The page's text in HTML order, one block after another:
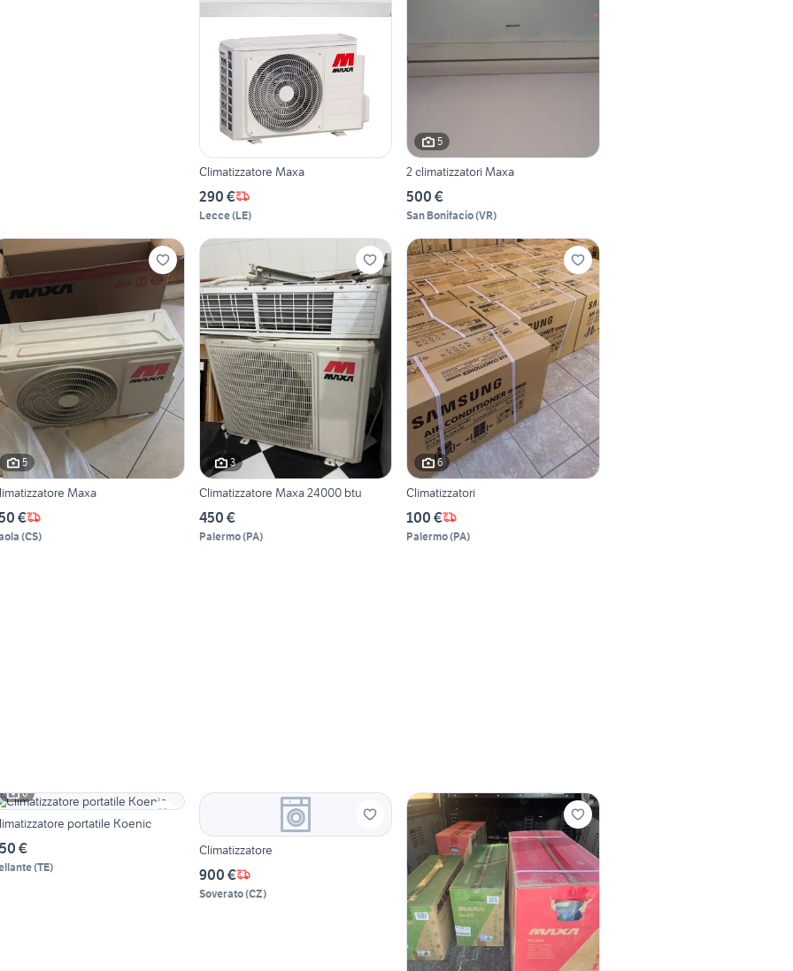
Climatizzatore Maxa
290 €
Lecce(LE)
5
2 climatizzatori Maxa
500 €
San Bonifacio(VR)
5
Maxa
€
(CS)
3
Climatizzatore Maxa 24000 btu
450 €
Palermo(PA)
6
Climatizzatori
100 €
Palermo(PA)
6
portatile Koenic
€
(TE)
Climatizzatore
900 €
Soverato(CZ)